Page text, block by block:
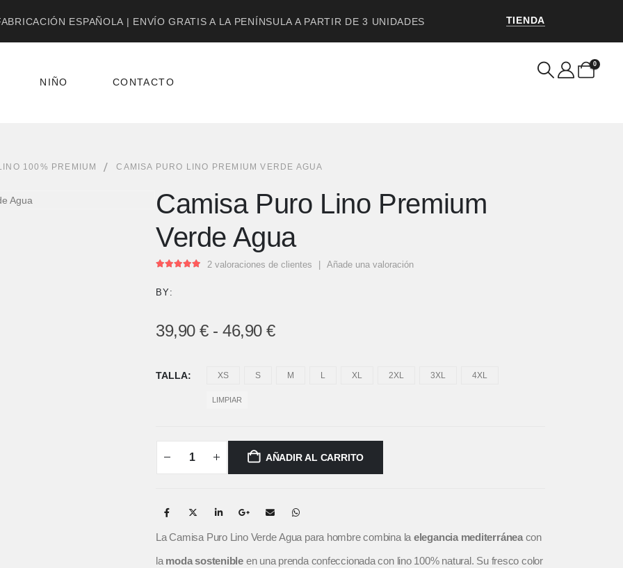
ESPAÑOLA | ENVÍO GRATIS A LA PENÍNSULA A PARTIR DE 3 UNIDADES TIENDA
NIÑO CONTACTO
0
100% PREMIUM CAMISA PURO LINO PREMIUM VERDE AGUA
Camisa Puro Lino Premium
Verde Agua
2valoraciones de clientes | Añade una valoración
BY:
39,90€ - 46,90€
TALLA XS S M L XL 2XL 3XL 4XL
LIMPIAR
AÑADIR AL CARRITO
La Camisa Puro Lino Verde Agua para hombre combina laelegancia mediterráneacon
lamoda sostenibleen una prenda confeccionada con lino 100% natural. Su fresco color